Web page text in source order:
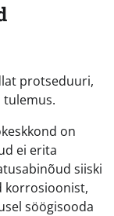
protseduuri,
on
ei erita
siiski
korrosioonist,
söögisooda